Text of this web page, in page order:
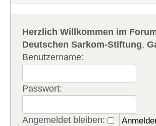
Herzlich Willkommen im
Deutschen Sarkom-Stiftung,
Benutzername:
Passwort:
Angemeldet bleiben: